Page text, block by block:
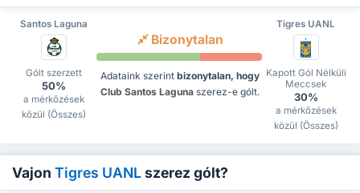
Santos Laguna Tigres UANL
Gólt szerzett
50%
a mérkőzések
közül (Összes)
Bizonytalan
Adataink szerint bizonytalan, hogy
Club Santos Laguna szerez-e gólt.
Kapott Gól Nélküli
Meccsek
30%
a mérkőzések
közül (Összes)
Vajon Tigres UANLszerez gólt?